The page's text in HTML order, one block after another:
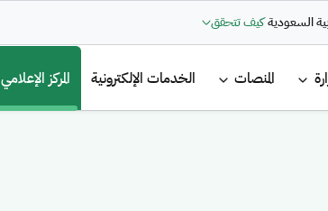
السعوديةكيف تتحقق
الرئيسية المنصات الخدمات الإلكترونية المركز الإعلامي